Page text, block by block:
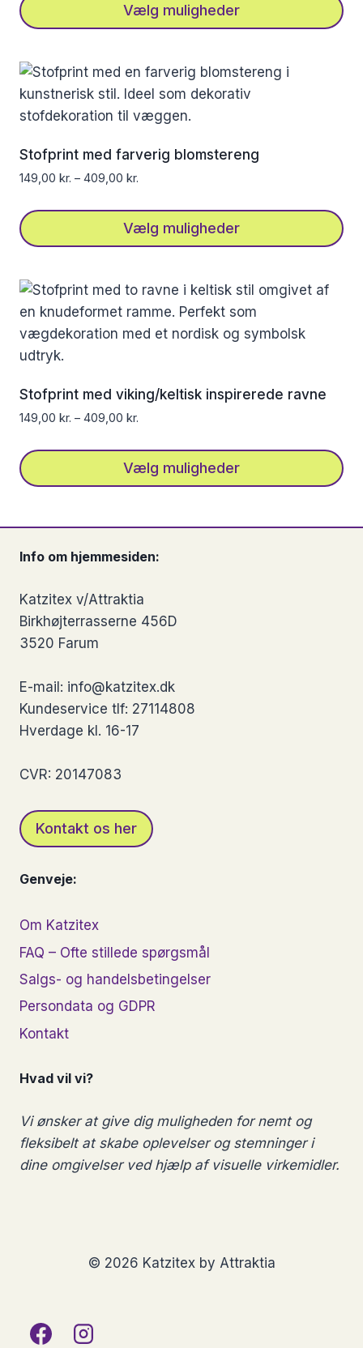
Vælg muligheder
vare
Mulighederne
kan
på
varesiden
Stofprint med farverig blomstereng
149,00 kr. – 409,00 kr.
Vælg muligheder
vare
varianter.
Mulighederne
kan
vælges
varesiden
Stofprint med viking/keltisk inspirerede ravne
149,00 kr. – 409,00 kr.
Vælg muligheder
flere
Mulighederne
kan
vælges
varesiden
Info om hjemmesiden:
Katzitex v/Attraktia
Birkhøjterrasserne 456D
3520 Farum
E-mail: info@katzitex.dk
Kundeservice tlf: 27114808
Hverdage kl. 16-17
CVR: 20147083
Kontakt os her
Genveje:
Om Katzitex
FAQ – Ofte stillede spørgsmål
Salgs- og handelsbetingelser
Persondata og GDPR
Kontakt
Hvad vil vi?
Vi ønsker at give dig muligheden for nemt og
fleksibelt at skabe oplevelser og stemninger i
dine omgivelser ved hjælp af visuelle virkemidler.
© 2026 Katzitex by Attraktia